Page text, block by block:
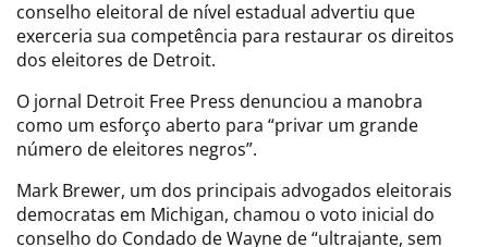
conselho eleitoral de nível estadual advertiu que
exerceria sua competência para restaurar os direitos
dos eleitores de Detroit.
O jornal Detroit Free Press denunciou a manobra
como um esforço aberto para “privar um grande
número de eleitores negros”.
Mark Brewer, um dos principais advogados eleitorais
democratas em Michigan, chamou o voto inicial do
conselho do Condado de Wayne de “ultrajante, sem